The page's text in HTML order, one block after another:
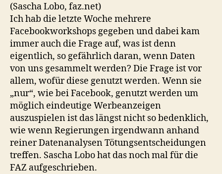
(Sascha Lobo, faz.net)
Ich hab die letzte Woche mehrere
Facebookworkshops gegeben und dabei kam
immer auch die Frage auf, was ist denn
eigentlich, so gefährlich daran, wenn Daten
von uns gesammelt werden? Die Frage ist vor
allem, wofür diese genutzt werden. Wenn sie
„nur“, wie bei Facebook, genutzt werden um
möglich eindeutige Werbeanzeigen
auszuspielen ist das längst nicht so bedenklich,
wie wenn Regierungen irgendwann anhand
reiner Datenanalysen Tötungsentscheidungen
treffen. Sascha Lobo hat das noch mal für die
FAZ aufgeschrieben.